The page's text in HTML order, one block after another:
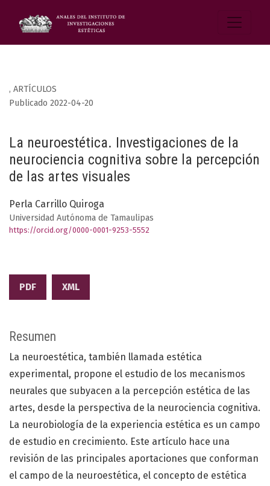
, ARTÍCULOS
La neuroestética. Investigaciones de la
neurociencia cognitiva sobre la percepción
de las artes visuales
Publicado 2022-04-20
Perla Carrillo Quiroga
Universidad Autónoma de Tamaulipas
https://orcid.org/0000-0001-9253-5552
PDF XML
Resumen
La neuroestética, también llamada estética
experimental, propone el estudio de los mecanismos
neurales que subyacen a la percepción estética de las
artes, desde la perspectiva de la neurociencia cognitiva.
La neurobiología de la experiencia estética es un campo
de estudio en crecimiento. Este artículo hace una
revisión de las principales aportaciones que conforman
el campo de la neuroestética, el concepto de estética